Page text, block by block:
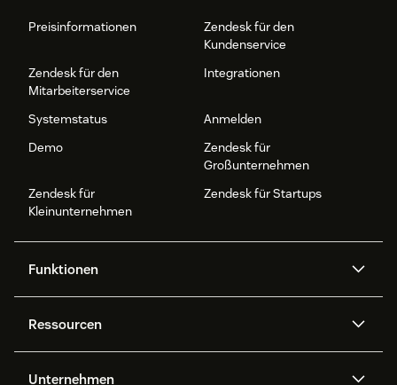
Preisinformationen
Zendesk für den
Kundenservice
Zendesk für den
Mitarbeiterservice
Integrationen
Systemstatus
Anmelden
Demo
Zendesk für
Großunternehmen
Zendesk für
Kleinunternehmen
Zendesk für Startups
Funktionen
Zendesk-KI
Sicherheit
Ressourcen
Unternehmen